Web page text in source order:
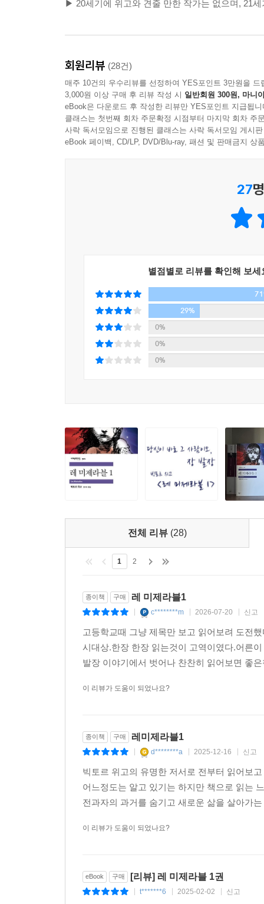
▶ 20세기에 위고와 견줄 만한 작가는 없으며, 21
회원리뷰 (28건)
매주 10건의 우수리뷰를 선정하여 YES포인트 3만원을 드
3,000원 이상 구매 후 리뷰 작성 시 일반회원 300원, 마니
eBook은 다운로드 후 작성한 리뷰만 YES포인트 지급됩니
클래스는 첫번째 회차 주문확정 시점부터 마지막 회차 주
사락 독서모임으로 진행된 클래스는 사락 독서모임 게시
eBook 페이백, CD/LP, DVD/Blu-ray, 패션 및 판매금지 상
27
별점별로 리뷰를 확인해 보세
29%
0%
0%
0%
전체 리뷰 (28)
1 2
종이책 구매 레 미제라블1
c********m 2026-07-20 신고
고등학교때 그냥 제목만 보고 읽어보려 도전
시대상.한장 한장 읽는것이 고역이였다.어른
발장 이야기에서 벗어나 찬찬히 읽어보면 좋
이 리뷰가 도움이 되었나요?
종이책 구매 레미제라블1
d********a 2025-12-16 신고
빅토르 위고의 유명한 저서로 전부터 읽어보
어느정도는 알고 있기는 하지만 책으로 읽는
전과자의 과거를 숨기고 새로운 삶을 살아가
이 리뷰가 도움이 되었나요?
eBook 구매 [리뷰] 레 미제라블 1권
t*******6 2025-02-02 신고